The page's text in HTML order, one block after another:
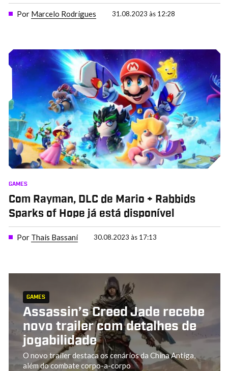
Por Marcelo Rodrigues 31.08.2023 às 12:28
GAMES
Com Rayman, DLC de Mario + Rabbids
Sparks of Hope já está disponível
Por Thais Bassani 30.08.2023 às 17:13
GAMES
Assassin’s Creed Jade recebe
novo trailer com detalhes de
jogabilidade
O novo trailer destaca os cenários da China Antiga,
além do combate corpo-a-corpo